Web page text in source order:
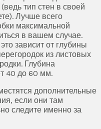
тип стен в своей
Лучше всего
максимальной
в вашем случае.
зависит от глубины
из листовых
Глубина
40 до 60 мм.
дополнительные
если они там
следите именно за